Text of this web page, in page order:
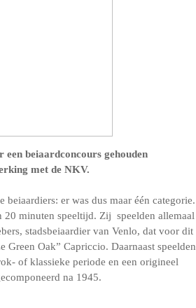
beiaardconcours gehouden
met de NKV.
er was dus maar één categorie.
20 minuten speeltijd. Zij speelden allemaal
stadsbeiaardier van Venlo, dat voor dit
Green Oak” Capriccio. Daarnaast speelden
of klassieke periode en een origineel
na 1945.